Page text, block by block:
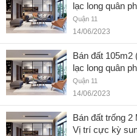
lạc long quân
Quận 11
14/06/2023
Bán đất 105m2
lạc long quân
Quận 11
14/06/2023
Bán đất trống 2
Vị trí cực kỳ